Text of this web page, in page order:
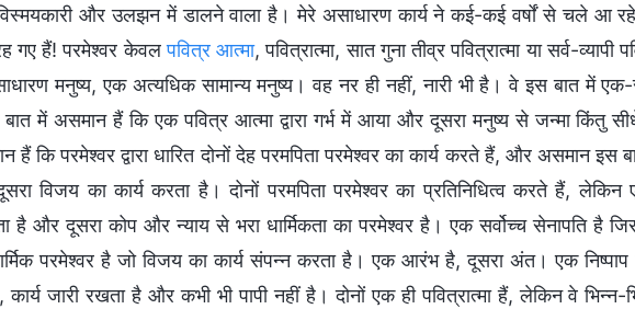
और उलझन में डालने वाला है। मेरे असाधारण कार्य ने कई-कई वर्षों से चले आ
गए हैं! परमेश्वर केवलपवित्र आत्मा, पवित्रात्मा, सात गुना तीव्र पवित्रात्मा या सर्व-
मनुष्य, एक अत्यधिक सामान्य मनुष्य। वह नर ही नहीं, नारी भी है। वे इस बात में एक-
में असमान हैं कि एक पवित्र आत्मा द्वारा गर्भ में आया और दूसरा मनुष्य से जन्मा किंतु
हैं कि परमेश्वर द्वारा धारित दोनों देह परमपिता परमेश्वर का कार्य करते हैं, और असमान इस
विजय का कार्य करता है। दोनों परमपिता परमेश्वर का प्रतिनिधित्व करते हैं,
है और दूसरा कोप और न्याय से भरा धार्मिकता का परमेश्वर है। एक सर्वोच्च सेनापति है
परमेश्वर है जो विजय का कार्य संपन्न करता है। एक आरंभ है, दूसरा अंत। एक
कार्य जारी रखता है और कभी भी पापी नहीं है। दोनों एक ही पवित्रात्मा हैं, लेकिन वे